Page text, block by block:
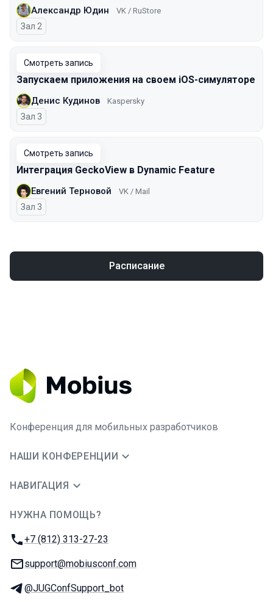
Александр Юдин VK / RuStore
Зал 2
Смотреть запись
Запускаем приложения на своем iOS-симуляторе
Денис Кудинов Kaspersky
Зал 3
Смотреть запись
Интеграция GeckoView в Dynamic Feature
Евгений Терновой VK / Mail
Зал 3
Расписание
Конференция для мобильных разработчиков
НАШИ КОНФЕРЕНЦИИ
НАВИГАЦИЯ
НУЖНА ПОМОЩЬ?
Телефон:
+7 (812) 313-27-23
E-mail:
support@mobiusconf.com
Телеграм:
@JUGConfSupport_bot